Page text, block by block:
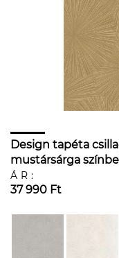
Design tapéta
mustársárga
ÁR:
37 990 Ft